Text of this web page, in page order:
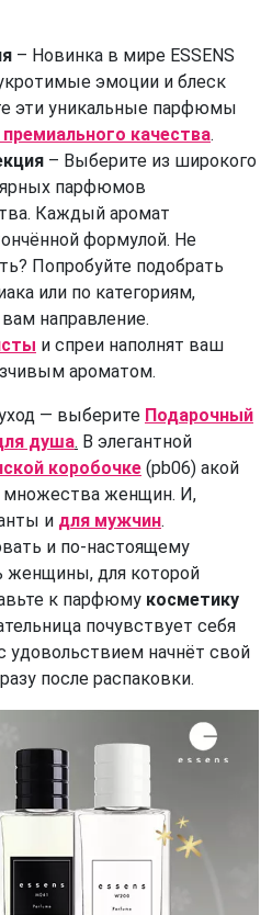
– Новинка в мире ESSENS
эмоции и блеск
эти уникальные парфюмы
качества.
– Выберите из широкого
парфюмов
Каждый аромат
формулой. Не
Попробуйте подобрать
или по категориям,
направление.
и спреи наполнят ваш
ароматом.
— выберите Подарочный
душа. В элегантной
коробочке (pb06) акой
множества женщин. И,
и для мужчин.
и по-настоящему
женщины, для которой
к парфюму косметику
почувствует себя
удовольствием начнёт свой
после распаковки.